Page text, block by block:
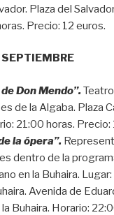
Plaza del
Precio: 12 euros.
SEPTIEMBRE
Don Mendo”.
de la Algaba. Plaza
21:00 horas. Precio:
la ópera”.
dentro de la
en la Buhaira.
Avenida de
Buhaira. Horario: